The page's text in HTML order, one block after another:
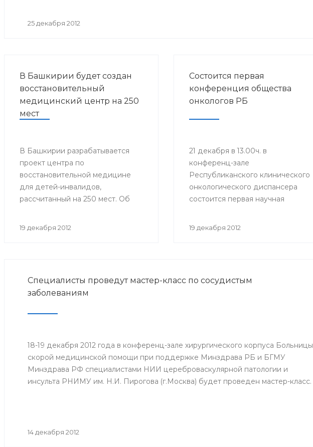
25 декабря 2012
В Башкирии будет создан
восстановительный
медицинский центр на 250
мест
В Башкирии разрабатывается
проект центра по
восстановительной медицине
для детей-инвалидов,
рассчитанный на 250 мест. Об
координационного Совета по
19 декабря 2012
Состоится первая
конференция общества
онкологов РБ
21 декабря в 13.00ч. в
конференц-зале
Республиканского клинического
онкологического диспансера
состоится первая научная
онкологов РБ.
19 декабря 2012
Специалисты проведут мастер-класс по сосудистым
заболеваниям
18-19 декабря 2012 года в конференц-зале хирургического корпуса Больницы
скорой медицинской помощи при поддержке Минздрава РБ и БГМУ
Минздрава РФ специалистами НИИ цереброваскулярной патологии и
инсульта РНИМУ им. Н.И. Пирогова (г.Москва) будет проведен мастер-класс.
14 декабря 2012